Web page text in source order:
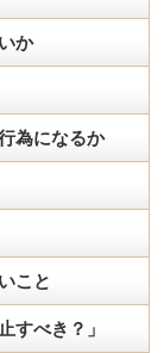
か
為になるか
こと
すべき？」